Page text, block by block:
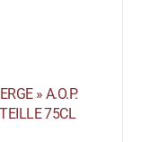
» A.O.P.
75CL